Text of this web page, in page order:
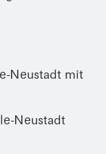
Neustadt mit
Neustadt